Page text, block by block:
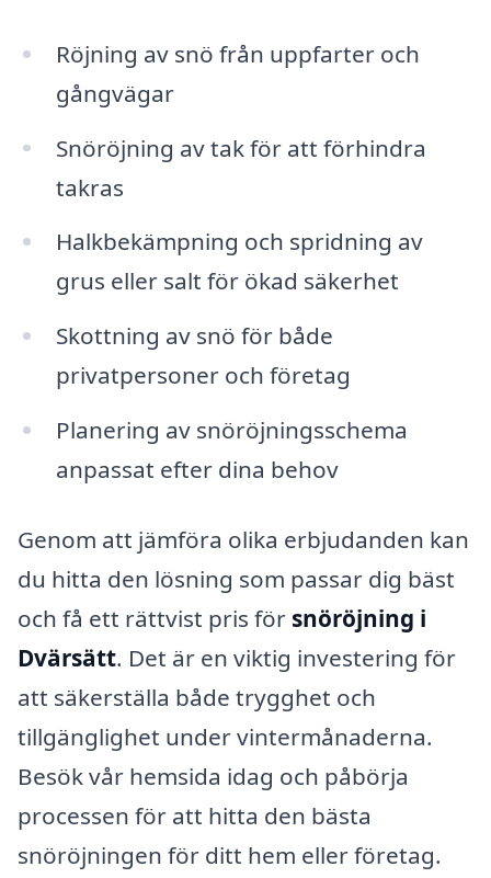
Röjning av snö från uppfarter och
gångvägar
Snöröjning av tak för att förhindra
takras
Halkbekämpning och spridning av
grus eller salt för ökad säkerhet
Skottning av snö för både
privatpersoner och företag
Planering av snöröjningsschema
anpassat efter dina behov
Genom att jämföra olika erbjudanden kan
du hitta den lösning som passar dig bäst
och få ett rättvist pris för snöröjning i
Dvärsätt. Det är en viktig investering för
att säkerställa både trygghet och
tillgänglighet under vintermånaderna.
Besök vår hemsida idag och påbörja
processen för att hitta den bästa
snöröjningen för ditt hem eller företag.